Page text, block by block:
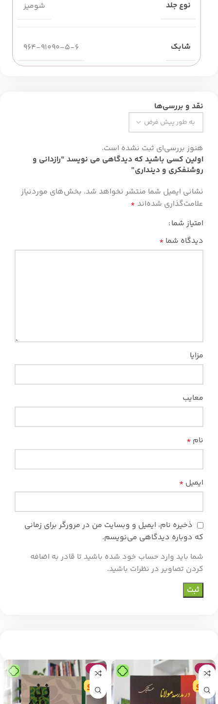
نوع جلد شومیز
شابک 964-91090-5-6
نقد و بررسی‌ها
هنوز بررسی‌ای ثبت نشده است.
اولین کسی باشید که دیدگاهی می نویسد “رازدانی و
روشنفکری و دینداری”
نشانی ایمیل شما منتشر نخواهد شد. بخش‌های موردنیاز
علامت‌گذاری شده‌اند *
امتیاز شما
دیدگاه شما *
مزایا
معایب
نام *
ایمیل *
ذخیره نام، ایمیل و وبسایت من در مرورگر برای زمانی
که دوباره دیدگاهی می‌نویسم.
شما باید وارد حساب خود شده باشید تا قادر به اضافه
کردن تصاویر در نظرات باشید.
-20%
-14%